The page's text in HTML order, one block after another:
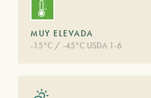
MUY ELEVADA
-15°C / -45°C USDA 1-6